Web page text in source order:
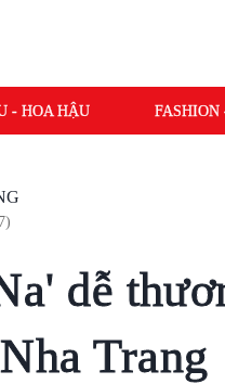
- HOA HẬU
dễ
Trang